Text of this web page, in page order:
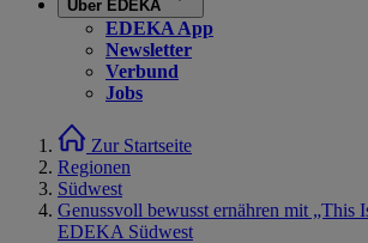
Über EDEKA
EDEKA App
Newsletter
Verbund
Jobs
Zur Startseite
Regionen
Südwest
Genussvoll bewusst ernähren mit „This
EDEKA Südwest